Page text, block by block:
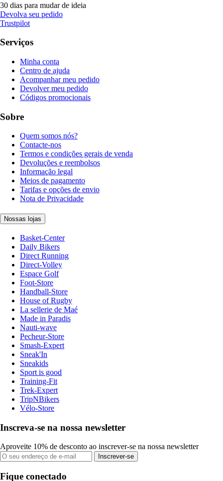
30 dias para mudar de ideia
Devolva seu pedido
Trustpilot
Serviços
Minha conta
Centro de ajuda
Acompanhar meu pedido
Devolver meu pedido
Códigos promocionais
Sobre
Quem somos nós?
Contacte-nos
Termos e condições gerais de venda
Devoluções e reembolsos
Informação legal
Meios de pagamento
Tarifas e opções de envio
Nota de Privacidade
Nossas lojas
Basket-Center
Daily Bikers
Direct Running
Direct-Volley
Espace Golf
Foot-Store
Handball-Store
House of Rugby
La sellerie de Maé
Made in Paradis
Nauti-wave
Pecheur-Store
Smash-Expert
Sneak'In
Sneakids
Sport is good
Training-Fit
Trek-Expert
TripNBikers
Vélo-Store
Inscreva-se na nossa newsletter
Aproveite 10% de desconto ao inscrever-se na nossa newsletter
Inscrever-se
Fique conectado